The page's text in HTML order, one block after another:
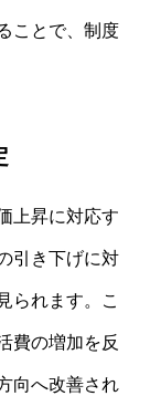
ことで、制度
上昇に対応す
引き下げに対
られます。こ
費の増加を反
向へ改善され